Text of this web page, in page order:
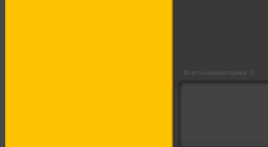
Всего комментариев: 0